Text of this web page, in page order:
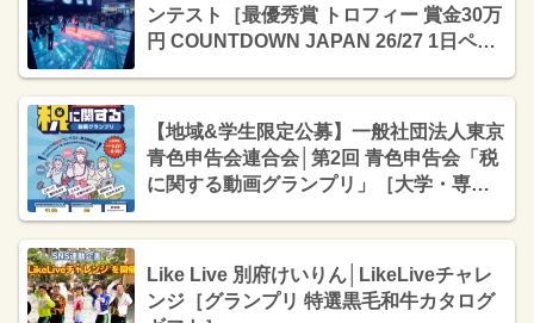
ンテスト［最優秀賞 トロフィー 賞金30万
円 COUNTDOWN JAPAN 26/27 1日ペア
【地域&学生限定公募】一般社団法人東京
青色申告会連合会│第2回 青色申告会「税
に関する動画グランプリ」［大学・専門
タルトロフィー 表彰状］
Like Live 別府けいりん│LikeLiveチャレ
ンジ［グランプリ 特選黒毛和牛カタログ